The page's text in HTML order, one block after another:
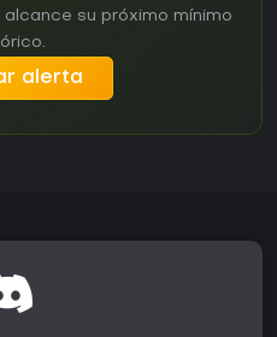
su próximo mínimo
alerta